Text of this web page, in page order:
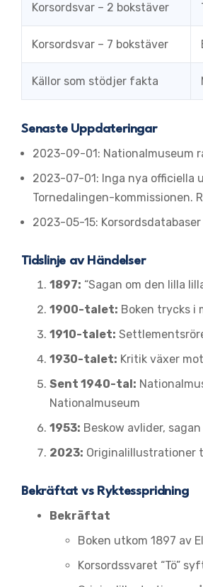
Korsordsvar – 2 bokstäver
Korsordsvar – 7 bokstäver
Källor som stödjer fakta
Senaste Uppdateringar
2023-09-01: Nationalmuseum
2023-07-01: Inga nya officiella
Tornedalingen-kommissionen.
2023-05-15:
Tidslinje av Händelser
1897: “Sagan om den lilla
1900-talet: Boken trycks i
1910-talet:
1930-talet: Kritik växer
Sent 1940-tal:
Nationalmuseum
1953: Beskow avlider,
2023: Originalillustrationer
Bekräftat vs Ryktesspridning
Bekräftat
Boken utkom 1897 av
Korsordssvaret “Tö”